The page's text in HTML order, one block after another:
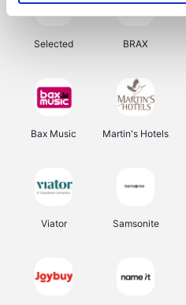
Selected BRAX
Bax Music Martin's Hotels
Viator Samsonite